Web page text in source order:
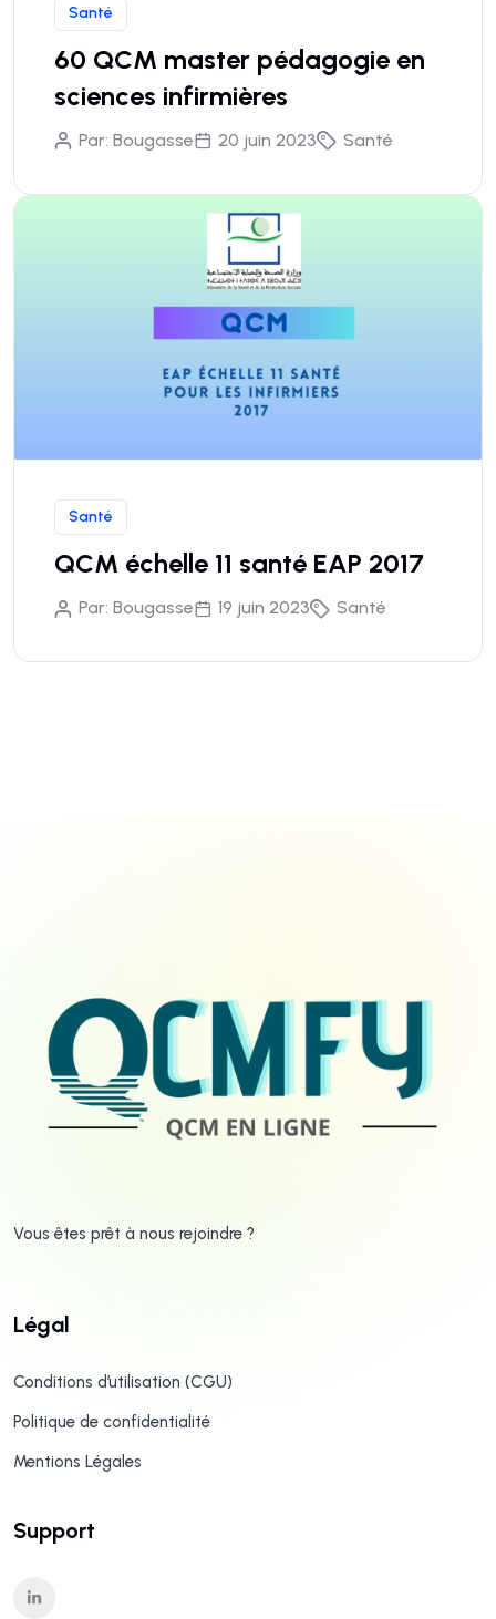
Santé
60 QCM master pédagogie en
sciences infirmières
Par: Bougasse 20 juin 2023 Santé
Santé
QCM échelle 11 santé EAP 2017
Par: Bougasse 19 juin 2023 Santé
Vous êtes prêt à nous rejoindre ?
Légal
Conditions d’utilisation (CGU)
Politique de confidentialité
Mentions Légales
Support